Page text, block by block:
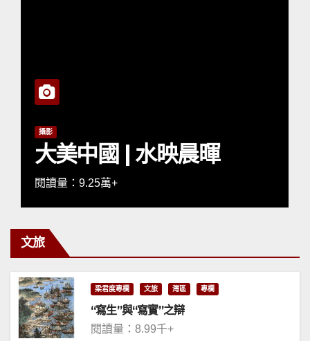
攝影
大美中國 | 水映晨暉
閱讀量：9.25萬+
文旅
梁君度專欄 文旅 灣區 專欄
“寫生”與“寫實”之辯
閱讀量：8.99千+